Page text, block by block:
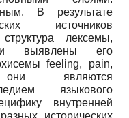
В результате
источников
лексемы,
и выявлены его
feeling, pain,
являются
языкового
внутренней